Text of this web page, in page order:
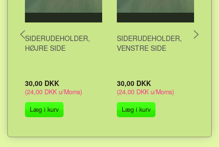
SIDERUDEHOLDER,
HØJRE SIDE
30,00 DKK
(24,00 DKK u/Moms)
Læg i kurv
SIDERUDEHOLDER,
VENSTRE SIDE
30,00 DKK
(24,00 DKK u/Moms)
Læg i kurv